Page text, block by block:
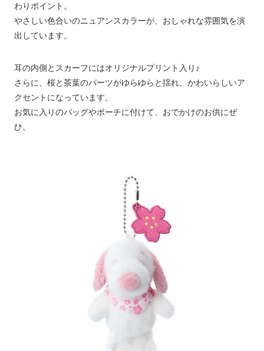
わりポイント。
やさしい色合いのニュアンスカラーが、おしゃれな雰囲気を演
出しています。
耳の内側とスカーフにはオリジナルプリント入り♪
さらに、桜と茶葉のパーツがゆらゆらと揺れ、かわいらしいア
クセントになっています。
お気に入りのバッグやポーチに付けて、おでかけのお供にぜ
ひ。